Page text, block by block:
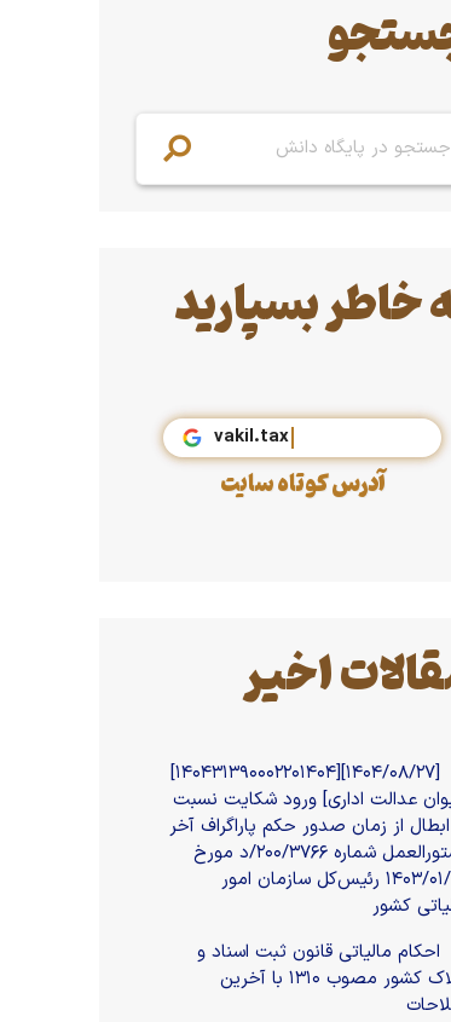
خاطر بسپارید
vakil.tax
آدرس کوتاه سایت
اخیر
[۱۴۰۴/۰۸/۲۷][۱۴۰۴۳۱۳۹۰۰۰۲۲۰۱۴۰۴]
عدالت اداری] ورود شکایت نسبت
از زمان صدور حکم پاراگراف آخر
دستور‌العمل شماره ۲۰۰/۳۷۶۶/د مورخ
۱۴۰۳/۰۱/۲۸ رئیس‌کل سازمان امور
کشور
احکام مالیاتی قانون ثبت اسناد و
املاک کشور مصوب ۱۳۱۰ با آخرین